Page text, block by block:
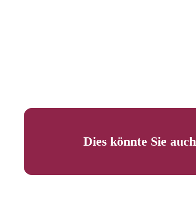
Dies könnte Sie